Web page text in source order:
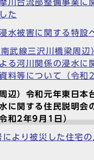
川合流部整備事業に
た
水被害に関する特設
南武線三沢川橋梁周辺
る河川関係の浸水に
料等について（令和
辺）令和元年東日本
に関する住民説明会
和2年9月1日）
より被災した住宅の